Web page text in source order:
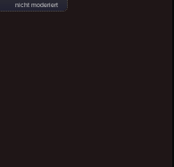
nicht moderiert